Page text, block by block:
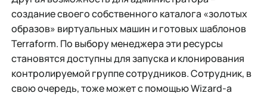
создание своего собственного каталога «золотых
образов» виртуальных машин и готовых шаблонов
Terraform. По выбору менеджера эти ресурсы
становятся доступны для запуска и клонирования
контролируемой группе сотрудников. Сотрудник, в
свою очередь, тоже может с помощью Wizard-а